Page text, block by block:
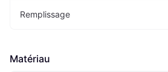
Remplissage
Matériau